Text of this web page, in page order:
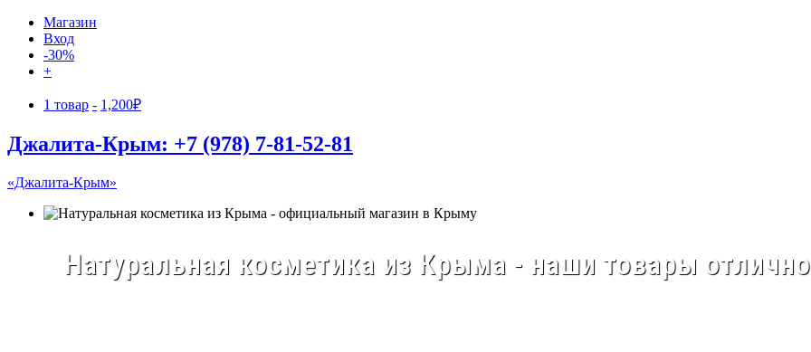
Магазин
Вход
-30%
+
1 товар 1,200₽
Джалита-Крым: +7 (978) 7-81-52-81
«Джалита-Крым»
Натуральная косметика из Крыма - наши товары